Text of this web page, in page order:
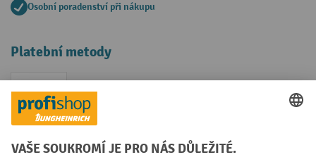
Osobní poradenství při nákupu
Platební metody
Faktura
Sociální sítě